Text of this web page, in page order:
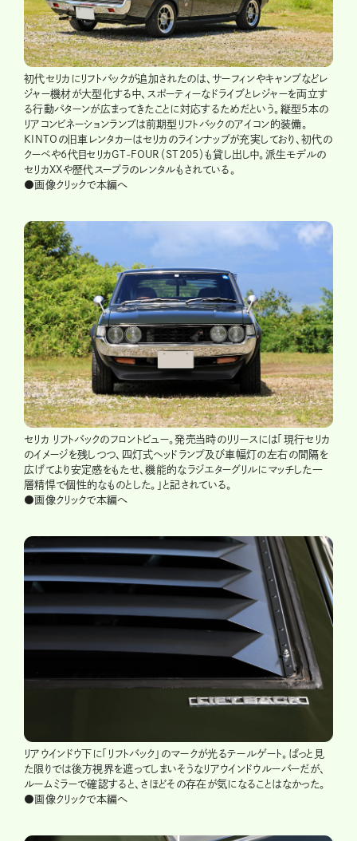
初代セリカにリフトバックが追加されたのは、サーフィンやキャンプなどレ
ジャー機材が大型化する中、スポーティーなドライブとレジャーを両立す
る行動パターンが広まってきたことに対応するためだという。縦型5本の
リアコンビネーションランプは前期型リフトバックのアイコン的装備。
KINTOの旧車レンタカーはセリカのラインナップが充実しており、初代の
クーペや6代目セリカGT-FOUR（ST205）も貸し出し中。派生モデルの
セリカXXや歴代スープラのレンタルもされている。
●画像クリックで本編へ
セリカ リフトバックのフロントビュー。発売当時のリリースには「現行セリカ
のイメージを残しつつ、四灯式ヘッドランプ及び車幅灯の左右の間隔を
広げてより安定感をもたせ、機能的なラジエターグリルにマッチした一
層精悍で個性的なものとした。」と記されている。
●画像クリックで本編へ
リアウインドウ下に「リフトバック」のマークが光るテールゲート。ぱっと見
た限りでは後方視界を遮ってしまいそうなリアウインドウルーバーだが、
ルームミラーで確認すると、さほどその存在が気になることはなかった。
●画像クリックで本編へ